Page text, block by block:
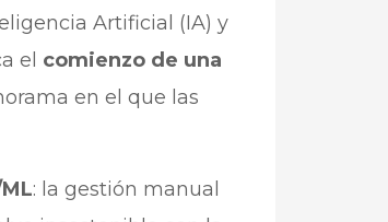
Artificial (IA) y
el comienzo de una
en el que las
: la gestión manual